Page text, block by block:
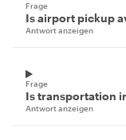
Frage
Is airport pickup
Antwort anzeigen
Frage
Is transportation
Antwort anzeigen